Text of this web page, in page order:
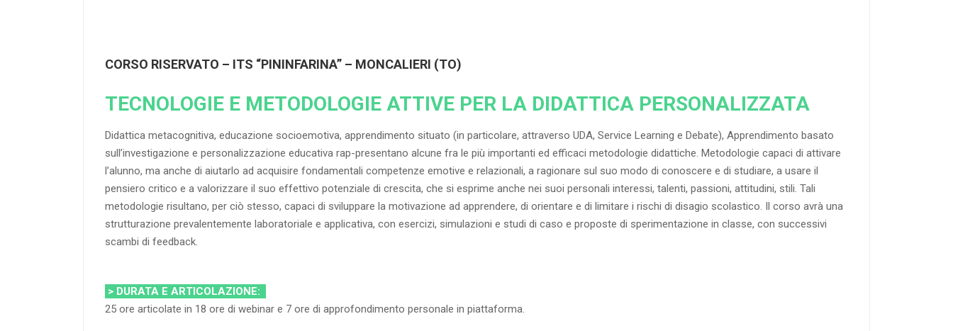
CORSO RISERVATO – ITS “PININFARINA” – MONCALIERI (TO)
TECNOLOGIE E METODOLOGIE ATTIVE PER LA DIDATTICA PERSONALIZZATA
Didattica metacognitiva, educazione socioemotiva, apprendimento situato (in particolare, attraverso UDA, Service Learning e Debate), Apprendimento basato
sull’investigazione e personalizzazione educativa rap-presentano alcune fra le più importanti ed efficaci metodologie didattiche. Metodologie capaci di attivare
l’alunno, ma anche di aiutarlo ad acquisire fondamentali competenze emotive e relazionali, a ragionare sul suo modo di conoscere e di studiare, a usare il
pensiero critico e a valorizzare il suo effettivo potenziale di crescita, che si esprime anche nei suoi personali interessi, talenti, passioni, attitudini, stili. Tali
metodologie risultano, per ciò stesso, capaci di sviluppare la motivazione ad apprendere, di orientare e di limitare i rischi di disagio scolastico. Il corso avrà una
strutturazione prevalentemente laboratoriale e applicativa, con esercizi, simulazioni e studi di caso e proposte di sperimentazione in classe, con successivi
scambi di feedback.
> DURATA E ARTICOLAZIONE:
25 ore articolate in 18 ore di webinar e 7 ore di approfondimento personale in piattaforma.